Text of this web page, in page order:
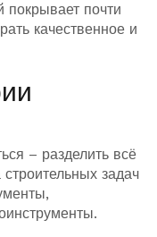
покрывает почти
качественное и
– разделить всё
задач